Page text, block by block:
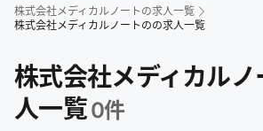
株式会社メディカルノート の求人一覧
株式会社メディカルノートのの求人一覧
株式会社メディカル
人一覧0件